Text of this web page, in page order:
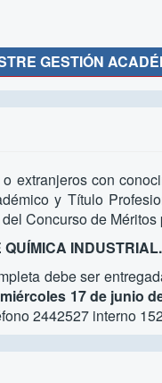
GESTIÓN
extranjeros con
y Título
Concurso de Méritos
INDUSTRIAL.
debe ser
17 de junio
2442527 interno